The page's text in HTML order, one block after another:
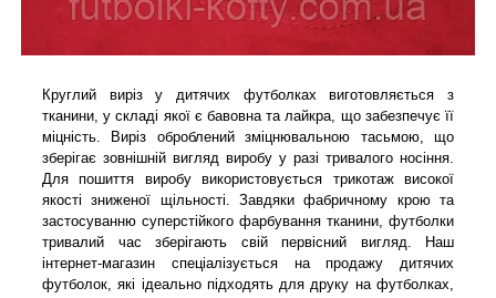
Круглий виріз у дитячих футболках виготовляється з
тканини, у складі якої є бавовна та лайкра, що забезпечує її
міцність. Виріз оброблений зміцнювальною тасьмою, що
зберігає зовнішній вигляд виробу у разі тривалого носіння.
Для пошиття виробу використовується трикотаж високої
якості зниженої щільності. Завдяки фабричному крою та
застосуванню суперстійкого фарбування тканини, футболки
тривалий час зберігають свій первісний вигляд. Наш
інтернет-магазин спеціалізується на продажу дитячих
футболок, які ідеально підходять для друку на футболках,